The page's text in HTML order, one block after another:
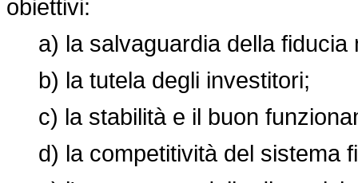
obiettivi:
a) la salvaguardia della fiducia
b) la tutela degli investitori;
c) la stabilità e il buon
d) la competitività del sistema